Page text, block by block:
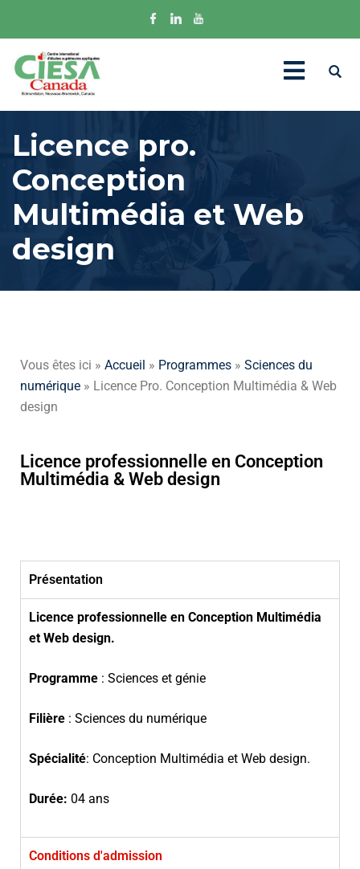
Licence pro.
Conception
Multimédia et Web
design
Vous êtes ici » Accueil » Programmes » Sciences du
numérique » Licence Pro. Conception Multimédia & Web
design
Licence professionnelle en Conception
Multimédia & Web design
Présentation
Licence professionnelle en Conception Multimédia
et Web design.
Programme : Sciences et génie
Filière : Sciences du numérique
Spécialité: Conception Multimédia et Web design.
Durée: 04 ans
Conditions d'admission